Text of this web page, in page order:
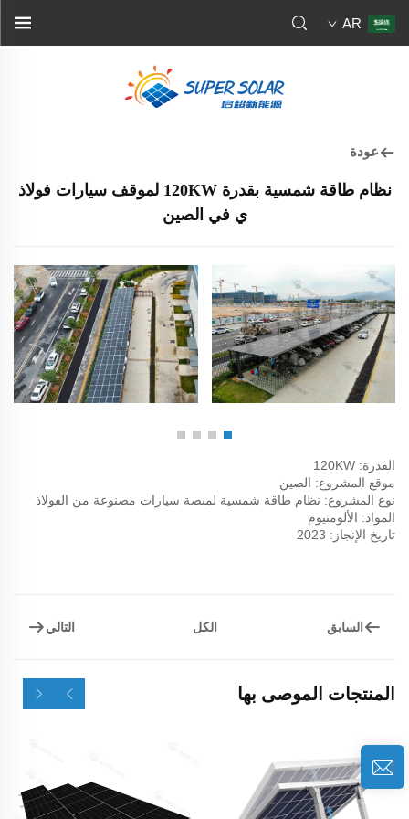
AR
عودة
نظام طاقة شمسية بقدرة 120KW لموقف سيارات فولاذ
ي في الصين
القدرة: 120KW
موقع المشروع: الصين
نوع المشروع: نظام طاقة شمسية لمنصة سيارات مصنوعة من الفولاذ
المواد: الألومنيوم
تاريخ الإنجاز: 2023
السابق الكل التالي
المنتجات الموصى بها